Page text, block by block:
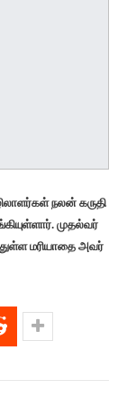
நலன் கருதி
முதல்வர்
மரியாதை அவர்